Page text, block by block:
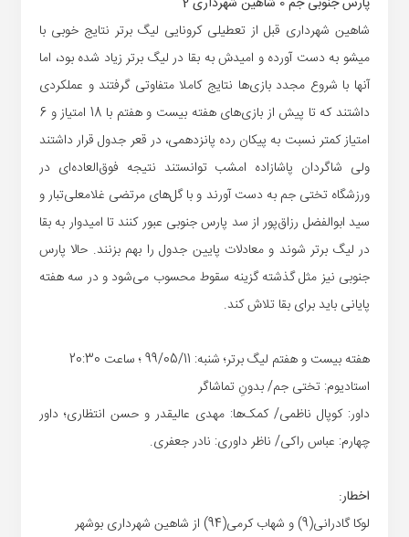
شاهین شهرداری قبل از تعطیلی کرونایی لیگ برتر نتایج خوبی با
میشو به دست آورده و امیدش به بقا در لیگ برتر زیاد شده بود، اما
آنها با شروع مجدد بازی‌ها نتایج کاملا متفاوتی گرفتند و عملکردی
داشتند که تا پیش از بازی‌های هفته بیست و هفتم با 18 امتیاز و 6
امتیاز کمتر نسبت به پیکان رده پانزدهمی، در قعر جدول قرار داشتند
ولی شاگردان پاشازاده امشب توانستند نتیجه فوق‌العاده‌ای در
ورزشگاه تختی جم به دست آورند و با گل‌های مرتضی غلامعلی‌تبار و
سید ابوالفضل رزاق‌پور از سد پارس جنوبی عبور کنند تا امیدوار به بقا
در لیگ برتر شوند و معادلات پایین جدول را بهم بزنند. حالا پارس
جنوبی نیز مثل گذشته گزینه سقوط محسوب می‌شود و در سه هفته
پایانی باید برای بقا تلاش کند.
هفته بیست و هفتم لیگ برتر؛ شنبه: 99/05/11 ؛ ساعت 20:30
استادیوم: تختی جم/ بدونِ تماشاگر
داور: کوپال ناظمی/ کمک‌ها: مهدی عالیقدر و حسن انتظاری؛ داور
چهارم: عباس راکی/ ناظر داوری: نادر جعفری.
اخطار:
لوکا گادرانی(9) و شهاب کرمی(94) از شاهین شهرداری بوشهر